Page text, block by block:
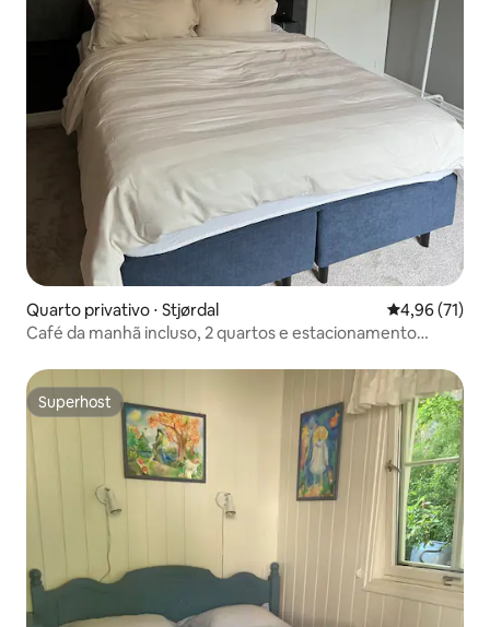
Quarto privativo ⋅ Stjørdal 4,96 de uma
4,96 (71)
Café da manhã incluso, 2 quartos e estacionamento
Superhost
Superhost